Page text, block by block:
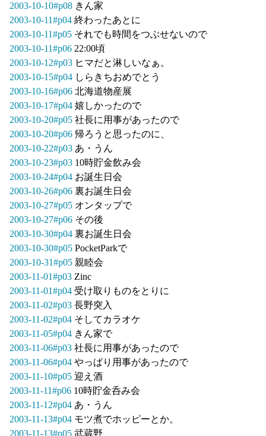
2003-10-10#p08 きん家
2003-10-11#p04 終わったあとに
2003-10-11#p05 それでも時間をつぶせないので
2003-10-11#p06 22:00頃
2003-10-12#p03 ヒマだと淋しいなぁ。
2003-10-15#p04 しらきちおめでとう
2003-10-16#p06 北海道物産展
2003-10-17#p04 嬉しかったので
2003-10-20#p05 社長に用事があったので
2003-10-20#p06 帰ろうと思ったのに、
2003-10-22#p03 あ・うん
2003-10-23#p03 10時貯金飲み会
2003-10-24#p04 お誕生日会
2003-10-26#p06 裏お誕生日会
2003-10-27#p05 オンタップで
2003-10-27#p06 その後
2003-10-30#p04 裏お誕生日会
2003-10-30#p05 PocketParkで
2003-10-31#p05 親睦会
2003-11-01#p03 Zinc
2003-11-01#p04 受け取りものをとりに
2003-11-02#p03 長野突入
2003-11-02#p04 そしてカラオケ
2003-11-05#p04 きん家で
2003-11-06#p03 社長に用事があったので
2003-11-06#p04 やっぱり用事があったので
2003-11-10#p05 迎え酒
2003-11-11#p06 10時貯金呑み会
2003-11-12#p04 あ・うん
2003-11-13#p04 モツ煮でホッピーとか。
2003-11-13#p05 武蔵野